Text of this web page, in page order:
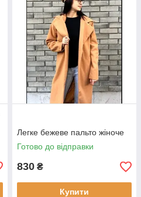
Легке бежеве пальто жіноче
Готово до відправки
830 ₴
Купити